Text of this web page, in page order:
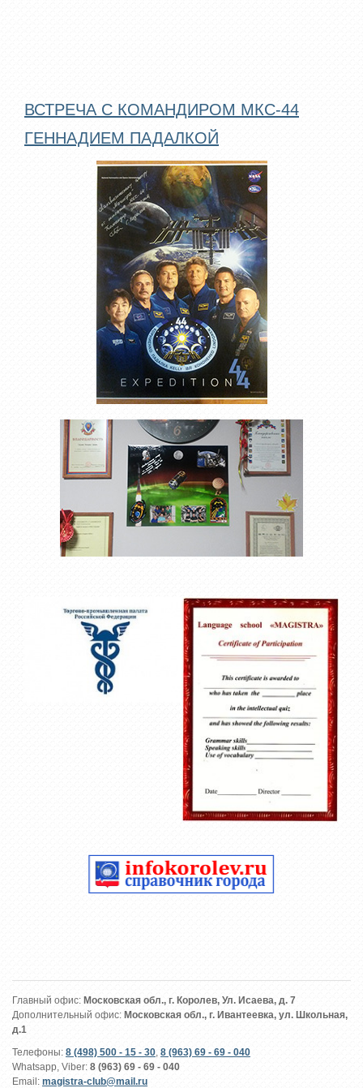
ВСТРЕЧА С КОМАНДИРОМ МКС-44
ГЕННАДИЕМ ПАДАЛКОЙ
Главный офис: Московская обл., г. Королев, Ул. Исаева, д. 7
Дополнительный офис: Московская обл., г. Ивантеевка, ул. Школьная,
д.1
Телефоны: 8 (498) 500 - 15 - 30 8 (963) 69 - 69 - 040
Whatsapp, Viber: 8 (963) 69 - 69 - 040
Email: magistra-club@mail.ru